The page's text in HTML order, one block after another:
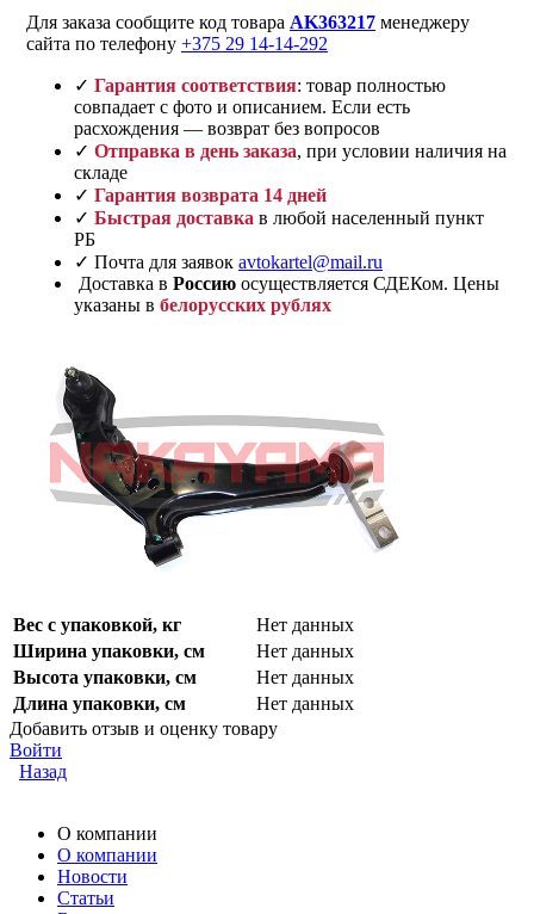
Для заказа сообщите код товара AK363217 менеджеру
сайта по телефону +375 29 14-14-292
✓ Гарантия соответствия: товар полностью
совпадает с фото и описанием. Если есть
расхождения — возврат без вопросов
✓ Отправка в день заказа, при условии наличия на
складе
✓ Гарантия возврата 14 дней
✓ Быстрая доставка в любой населенный пункт
РБ
✓ Почта для заявок avtokartel@mail.ru
Доставка в Россию осуществляется СДЕКом. Цены
указаны в белорусских рублях
Вес с упаковкой, кг
Нет данных
Ширина упаковки, см
Нет данных
Высота упаковки, см
Нет данных
Длина упаковки, см
Нет данных
Добавить отзыв и оценку товару
Войти
Назад
О компании
О компании
Новости
Статьи